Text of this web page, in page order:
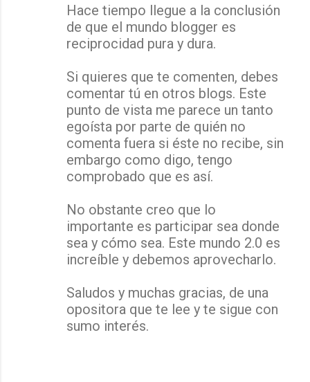
Hace tiempo llegue a la conclusión
de que el mundo blogger es
reciprocidad pura y dura.
Si quieres que te comenten, debes
comentar tú en otros blogs. Este
punto de vista me parece un tanto
egoísta por parte de quién no
comenta fuera si éste no recibe, sin
embargo como digo, tengo
comprobado que es así.
No obstante creo que lo
importante es participar sea donde
sea y cómo sea. Este mundo 2.0 es
increíble y debemos aprovecharlo.
Saludos y muchas gracias, de una
opositora que te lee y te sigue con
sumo interés.